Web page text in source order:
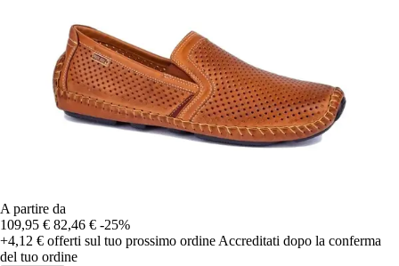
A partire da
109,95 € 82,46 € -25%
+4,12 € offerti sul tuo prossimo ordine Accreditati dopo la conferma
del tuo ordine